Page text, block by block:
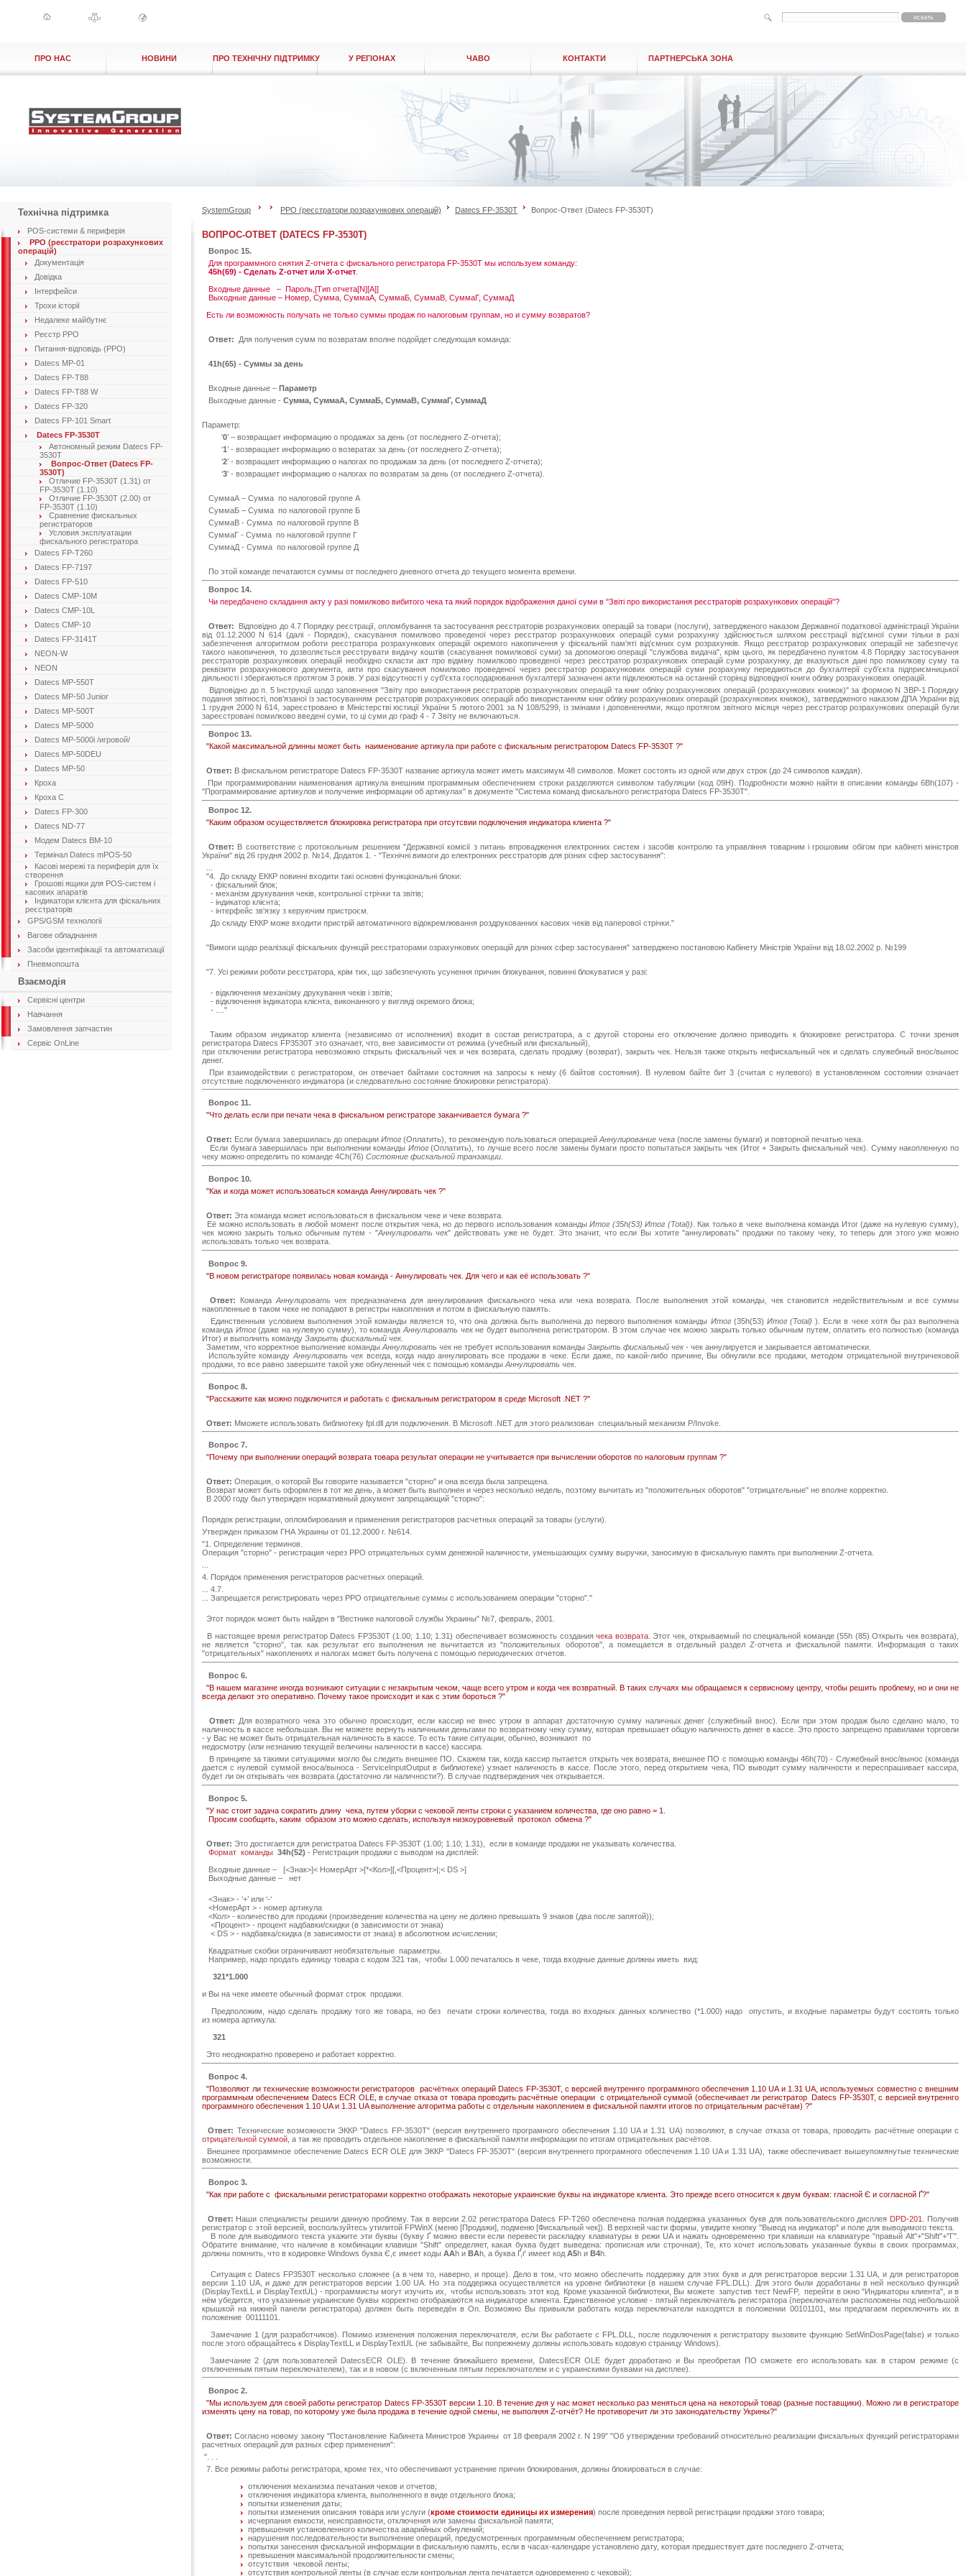
ПРО НАС НОВИНИ ПРО ТЕХНІЧНУ ПІДТРИМКУ У РЕГІОНАХ ЧАВО КОНТАКТИ ПАРТНЕРСЬКА ЗОНА
Технічна підтримка
POS-системи & периферія
РРО (реєстратори розрахункових
операцій)
Документація
Довідка
Інтерфейси
Трохи історії
Недалеке майбутнє
Реєстр РРО
Питання-відповідь (РРО)
Datecs MP-01
Datecs FP-T88
Datecs FP-T88 W
Datecs FP-320
Datecs FP-101 Smart
Datecs FP-3530T
Автономный режим Datecs FP-
3530T
Вопрос-Ответ (Datecs FP-
3530T)
Отличие FP-3530T (1.31) от
FP-3530T (1.10)
Отличие FP-3530T (2.00) от
FP-3530T (1.10)
Сравнение фискальных
регистраторов
Условия эксплуатации
фискального регистратора
Datecs FP-T260
Datecs FP-7197
Datecs FP-510
Datecs CMP-10M
Datecs CMP-10L
Datecs CMP-10
Datecs FP-3141T
NEON-W
NEON
Datecs MP-550T
Datecs MP-50 Junior
Datecs MP-500T
Datecs MP-5000
Datecs MP-5000i /игровой/
Datecs MP-50DEU
Datecs MP-50
Кроха
Кроха C
Datecs FP-300
Datecs ND-77
Модем Datecs ВМ-10
Термінал Datecs mPOS-50
Касові мережі та периферія для їх
створення
Грошові ящики для POS-систем і
касових апаратів
Індикатори клієнта для фіскальних
реєстраторів
GPS/GSM технології
Вагове обладнання
Засоби ідентифікації та автоматизації
Пневмопошта
Взаємодія
Сервісні центри
Навчання
Замовлення запчастин
Сервіс OnLine
SystemGroup РРО (реєстратори розрахункових операцій) Datecs FP-3530T Вопрос-Ответ (Datecs FP-3530T)
ВОПРОС-ОТВЕТ (DATECS FP-3530T)
Вопрос 15.
Для программного снятия Z-отчета с фискального регистратора FP-3530T мы используем команду:
45h(69) - Сделать Z-отчет или X-отчет
Входные данные – Пароль,[Тип отчета[N][A]]
Выходные данные – Номер, Сумма, СуммаА, СуммаБ, СуммаВ, СуммаГ, СуммаД
Есть ли возможность получать не только суммы продаж по налоговым группам, но и сумму возвратов?
Ответ: Для получения сумм по возвратам вполне подойдет следующая команда:
41h(65) - Суммы за день
Входные данные – Параметр
Выходные данные - Сумма, СуммаА, СуммаБ, СуммаВ, СуммаГ, СуммаД
Параметр:
'0’ – возвращает информацию о продажах за день (от последнего Z-отчета);
‘1’ - возвращает информацию о возвратах за день (от последнего Z-отчета);
‘2’ - возвращает информацию о налогах по продажам за день (от последнего Z-отчета);
‘3’ - возвращает информацию о налогах по возвратам за день (от последнего Z-отчета).
СуммаА – Сумма по налоговой группе А
СуммаБ – Сумма по налоговой группе Б
СуммаВ - Сумма по налоговой группе В
СуммаГ - Сумма по налоговой группе Г
СуммаД - Сумма по налоговой группе Д
По этой команде печатаются суммы от последнего дневного отчета до текущего момента времени.
Вопрос 14.
Чи передбачено складання акту у разі помилково вибитого чека та який порядок відображення даної суми в "Звіті про використання реєстраторів розрахункових операцій"?
Ответ:
Відповідно до 4.7 Порядку реєстрації, опломбування та застосування реєстраторів розрахункових операцій за товари (послуги), затвердженого наказом Державної податкової адміністрації України
від 01.12.2000 N 614 (далі - Порядок), скасування помилково проведеної через реєстратор розрахункових операцій суми розрахунку здійснюється шляхом реєстрації від'ємної суми тільки в разі
забезпечення алгоритмом роботи реєстратора розрахункових операцій окремого накопичення у фіскальній пам'яті від'ємних сум розрахунків. Якщо реєстратор розрахункових операцій не забезпечує
такого накопичення, то дозволяється реєструвати видачу коштів (скасування помилкової суми) за допомогою операції "службова видача", крім цього, як передбачено пунктом 4.8 Порядку застосування
реєстраторів розрахункових операцій необхідно скласти акт про відміну помилково проведеної через реєстратор розрахункових операцій суми розрахунку, де вказуються дані про помилкову суму та
реквізити розрахункового документа, акти про скасування помилково проведеної через реєстратор розрахункових операцій суми розрахунку передаються до бухгалтерії суб'єкта підприємницької
діяльності і зберігаються протягом 3 років. У разі відсутності у суб'єкта господарювання бухгалтерії зазначені акти підклеюються на останній сторінці відповідної книги обліку розрахункових операцій.
Відповідно до п. 5 Інструкції щодо заповнення "Звіту про використання реєстраторів розрахункових операцій та книг обліку розрахункових операцій (розрахункових книжок)" за формою N ЗВР-1 Порядку
подання звітності, пов'язаної із застосуванням реєстраторів розрахункових операцій або використанням книг обліку розрахункових операцій (розрахункових книжок), затвердженого наказом ДПА України від
1 грудня 2000 N 614, зареєстровано в Міністерстві юстиції України 5 лютого 2001 за N 108/5299, із змінами і доповненнями, якщо протягом звітного місяця через реєстратор розрахункових операцій були
зареєстровані помилково введені суми, то ці суми до граф 4 - 7 Звіту не включаються.
Вопрос 13.
"Какой максимальной длинны может быть наименование артикула при работе с фискальным регистратором Datecs FP-3530T ?"
Ответ: В фискальном регистраторе Datecs FP-3530T название артикула может иметь максимум 48 символов. Может состоять из одной или двух строк (до 24 символов каждая).
При программировании наименования артикула внешним программным обеспечением строки разделяются символом табуляции (код 09H). Подробности можно найти в описании команды 6Bh(107) -
"Программирование артикулов и получение информации об артикулах" в документе "Система команд фискального регистратора Datecs FP-3530T".
Вопрос 12.
"Каким образом осуществляется блокировка регистратора при отсутсвии подключения индикатора клиента ?"
Ответ: В соответствие с протокольным решением "Державної комісії з питань впровадження електронних систем і засобів контролю та управління товарним і грошовим обігом при кабінеті міністров
України" від 26 грудня 2002 р. №14, Додаток 1. - "Технічні вимоги до електронних реєстраторів для різних сфер застосування":
"4. До складу ЕККР повинні входити такі основні функціональні блоки:
- фіскальний блок;
- механізм друкування чеків, контрольної стрічки та звітів;
- індикатор клієнта;
- інтерфейс зв'язку з керуючим пристроєм.
До складу ЕККР може входити пристрій автоматичного відокремлювання роздрукованних касових чеків від паперової стрічки."
"Вимоги щодо реалізації фіскальних функцій реєстраторами озрахункових операцій для різних сфер застосування" затверджено постановою Кабінету Міністрів України від 18.02.2002 р. №199
"7. Усі режими роботи реєстратора, крім тих, що забезпечують усунення причин блокування, повинні блокуватися у разі:
- відключення механізму друкування чеків і звітів;
- відключення індикатора клієнта, виконанного у вигляді окремого блока;
- ...."
Таким образом индикатор клиента (независимо от исполнения) входит в состав регистратора, а с другой стороны его отключение должно приводить к блокировке регистратора. С точки зрения
регистратора Datecs FP3530T это означает, что, вне зависимости от режима (учебный или фискальный),
при отключении регистратора невозможно открыть фискальный чек и чек возврата, сделать продажу (возврат), закрыть чек. Нельзя также открыть нефискальный чек и сделать служебный внос/вынос
денег.
При взаимодействии с регистратором, он отвечает байтами состояния на запросы к нему (6 байтов состояния). В нулевом байте бит 3 (считая с нулевого) в установленном состоянии означает
отсутствие подключенного индикатора (и следовательно состояние блокировки регистратора).
Вопрос 11.
"Что делать если при печати чека в фискальном регистраторе заканчивается бумага ?"
Ответ: Если бумага завершилась до операции Итог (Оплатить), то рекомендую пользоваться операцией Аннулирование чека (после замены бумаги) и повторной печатью чека.
Если бумага завершилась при выполнении команды Итог(Оплатить), то лучше всего после замены бумаги просто попытаться закрыть чек (Итог + Закрыть фискальный чек). Сумму накопленную по
чеку можно определить по команде 4Ch(76) Состояние фискальной транзакции
Вопрос 10.
"Как и когда может использоваться команда Аннулировать чек ?"
Ответ: Эта команда может использоваться в фискальном чеке и чеке возврата.
Её можно использовать в любой момент после открытия чека, но до первого использования командыИтог (35h(53) Итог (Total)) . Как только в чеке выполнена команда Итог (даже на нулевую сумму),
чек можно закрыть только обычным путем - "Аннулировать чек" действовать уже не будет. Это значит, что если Вы хотите "аннулировать" продажи по такому чеку, то теперь для этого уже можно
использовать только чек возврата.
Вопрос 9.
"В новом регистраторе появилась новая команда - Аннулировать чек. Для чего и как её использовать ?"
Ответ: Команда Аннулировать чек предназначена для аннулирования фискального чека или чека возврата. После выполнения этой команды, чек становится недействительным и все суммы
накопленные в таком чеке не попадают в регистры накопления и потом в фискальную память.
Единственным условием выполнения этой команды является то, что она должна быть выполнена до первого выполнения команды Итог(35h(53) Итог (Total) ). Если в чеке хотя бы раз выполнена
команда Итог(даже на нулевую сумму), то команда Аннулировать чекне будет выполнена регистратором. В этом случае чек можно закрыть только обычным путем, оплатить его полностью (команда
Итог) и выполнить команду Закрыть фискальный чек
Заметим, что корректное выполнение команды Аннулировать чек не требует использования команды Закрыть фискальный чек - чек аннулируется и закрывается автоматически.
Используйте команду Аннулировать чек всегда, когда надо аннулировать все продажи в чеке. Если даже, по какой-либо причине, Вы обнулили все продажи, методом отрицательной внутричековой
продажи, то все равно завершите такой уже обнуленный чек с помощью команды Аннулировать чек
Вопрос 8.
"Расскажите как можно подключится и работать с фискальным регистратором в среде Microsoft .NET ?"
Ответ: Мможете использовать библиотеку fpl.dll для подключения. В Microsoft .NET для этого реализован специальный механизм P/Invoke.
Вопрос 7.
"Почему при выполнении операций возврата товара результат операции не учитывается при вычислении оборотов по налоговым группам ?"
Ответ: Операция, о которой Вы говорите называется "сторно" и она всегда была запрещена.
Возврат может быть оформлен в тот же день, а может быть выполнен и через несколько недель, поэтому вычитать из "положительных оборотов" "отрицательные" не вполне корректно.
В 2000 году был утвержден нормативный документ запрещающий "сторно":
Порядок регистрации, опломбирования и применения регистраторов расчетных операций за товары (услуги).
Утвержден приказом ГНА Украины от 01.12.2000 г. №614.
"1. Определение терминов.
Операция "сторно" - регистрация через РРО отрицательных сумм денежной наличности, уменьшающих сумму выручки, заносимую в фискальную память при выполнении Z-отчета.
...
4. Порядок применения регистраторов расчетных операций.
... 4.7.
... Запрещается регистрировать через РРО отрицательные суммы с использованием операции "сторно"."
Этот порядок может быть найден в "Вестнике налоговой службы Украины" №7, февраль, 2001.
В настоящее время регистратор Datecs FP3530T (1.00; 1.10; 1.31) обеспечивает возможность создания чека возврата. Этот чек, открываемый по специальной команде (55h (85) Открыть чек возврата),
не является "сторно", так как результат его выполнения не вычитается из "положительных оборотов", а помещается в отдельный раздел Z-отчета и фискальной памяти. Информация о таких
"отрицательных" накоплениях и налогах может быть получена с помощью периодических отчетов.
Вопрос 6.
"В нашем магазине иногда возникают ситуации с незакрытым чеком, чаще всего утром и когда чек возвратный. В таких случаях мы обращаемся к сервисному центру, чтобы решить проблему, но и они не
всегда делают это оперативно. Почему такое происходит и как с этим бороться ?"
Ответ: Для возвратного чека это обычно происходит, если кассир не внес утром в аппарат достаточную сумму наличных денег (служебный внос). Если при этом продаж было сделано мало, то
наличность в кассе небольшая. Вы не можете вернуть наличными деньгами по возвратному чеку сумму, которая превышает общую наличность денег в кассе. Это просто запрещено правилами торговли
- у Вас не может быть отрицательная наличность в кассе. То есть такие ситуации, обычно, возникают по
недосмотру (или незнанию текущей величины наличности в кассе) кассира.
В принципе за такими ситуациями могло бы следить внешнее ПО. Скажем так, когда кассир пытается открыть чек возврата, внешнее ПО с помощью команды 46h(70) - Служебный внос/вынос (команда
дается с нулевой суммой вноса/выноса - ServiceInputOutput в библиотеке) узнает наличность в кассе. После этого, перед открытием чека, ПО выводит сумму наличности и переспрашивает кассира,
будет ли он открывать чек возврата (достаточно ли наличности?). В случае подтверждения чек открывается.
Вопрос 5.
"У нас стоит задача сократить длину чека, путем уборки с чековой ленты строки с указанием количества, где оно равно = 1.
Просим сообщить, каким образом это можно сделать, используя низкоуровневый протокол обмена ?"
Ответ: Это достигается для регистратоа Datecs FP-3530T (1.00; 1.10; 1.31), если в команде продажи не указывать количества.
Формат команды 34h(52) - Регистрация продажи с выводом на дисплей:
Входные данные – [<Знак>]< НомерАрт >[*<Кол>][,<Процент>|;< DS >]
Выходные данные – нет
<Знак> - ‘+’ или ‘-‘
<НомерАрт > - номер артикула
<Кол> - количество для продажи (произведение количества на цену не должно превышать 9 знаков (два после запятой));
<Процент> - процент надбавки/скидки (в зависимости от знака)
< DS > - надбавка/скидка (в зависимости от знака) в абсолютном исчислении;
Квадратные скобки ограничивают необязательные параметры.
Например, надо продать единицу товара с кодом 321 так, чтобы 1.000 печаталось в чеке, тогда входные данные должны иметь вид:
321*1.000
и Вы на чеке имеете обычный формат строк продажи.
Предположим, надо сделать продажу того же товара, но без печати строки количества, тогда во входных данных количество (*1.000) надо опустить, и входные параметры будут состоять только
из номера артикула:
321
Это неоднократно проверено и работает корректно.
Вопрос 4.
"Позволяют ли технические возможности регистраторов расчётных операций Datecs FP-3530T, с версией внутреннго программного обеспечения 1.10 UA и 1.31 UA, используемых совместно с внешним
программным обеспечением Datecs ECR OLE, в случае отказа от товара проводить расчётные операции с отрицательной суммой (обеспечивает ли регистратор Datecs FP-3530T, с версией внутреннго
программного обеспечения 1.10 UA и 1.31 UA выполнение алгоритма работы с отдельным накоплением в фискальной памяти итогов по отрицательным расчётам) ?"
Ответ: Технические возможности ЭККР "Datecs FP-3530T" (версия внутреннего програмного обеспечения 1.10 UA и 1.31 UA) позволяют, в случае отказа от товара, проводить расчётные операции с
отрицательной суммой , а так же проводить отдельное накопление в фискальной памяти информации по итогам отрицательных расчётов.
Внешнее программное обеспечение Datecs ECR OLE для ЭККР "Datecs FP-3530T" (версия внутреннего програмного обеспечения 1.10 UA и 1.31 UA), также обеспечивает вышеупомянутые технические
возможности.
Вопрос 3.
"Как при работе с фискальными регистраторами корректно отображать некоторые украинские буквы на индикаторе клиента. Это прежде всего относится к двум буквам: гласной Є и согласной Ґ?"
Ответ: Наши специалисты решили данную проблему. Так в версии 2.02 регистратора Datecs FP-T260 обеспечена полная поддержка указанных букв для пользовательского дисплея DPD-201
. Получив
регистратор с этой версией, воспользуйтесь утилитой FPWinX (меню [Продажи], подменю [Фискальный чек]). В верхней части формы, увидите кнопку "Вывод на индикатор" и поле для выводимого текста.
В поле для выводимого текста укажите эти буквы (букву Ґ можно ввести если перевести раскладку клавиатуры в режи UA и нажать одновременно три клавиши на клавиатуре "правый Alt"+"Shift"+"Г".
Обратите внимание, что наличие в комбинации клавиши "Shift" определяет, какая буква будет выведена: прописная или строчная), Те, кто хочет использовать указанные буквы в своих программах,
должны помнить, что в кодировке Windows буква Є,є имеет коды AAh и BAh, а буква Ґ,ґ имеет код A5h и B4h.
Ситуация с Datecs FP3530T несколько сложнее (а в чем то, наверно, и проще). Дело в том, что можно обеспечить поддержку для этих букв и для регистраторов версии 1.31 UA, и для регистраторов
версии 1.10 UA, и даже для регистраторов версии 1.00 UA. Но эта поддержка осуществляется на уровне библиотеки (в нашем случае FPL.DLL). Для этого были доработаны в ней несколько функций
(DisplayTextLL и DisplayTextUL) - программисты могут изучить их, чтобы использовать этот код. Кроме указанной библиотеки, Вы можете запустив тест NewFP, перейти в окно "Индикаторы клиента", и в
нём убедится, что указанные украинские буквы корректно отображаются на индикаторе клиента. Единственное условие - пятый переключатель регистратора (переключатели расположены под небольшой
крышкой на нижней панели регистратора) должен быть переведён в On. Возможно Вы привыкли работать когда переключатели находятся в положении 00101101, мы предлагаем переключить их в
положение 00111101.
Замечание 1 (для разработчиков). Помимо изменения положения переключателя, если Вы работаете с FPL.DLL, после подключения к регистратору вызовите функцию SetWinDosPage(false) и только
после этого обращайтесь к DisplayTextLL и DisplayTextUL (не забывайте, Вы попрежнему должны использовать кодовую страницу Windows).
Замечание 2 (для пользователей DatecsECR OLE). В течение ближайшего времени, DatecsECR OLE будет доработано и Вы преобретая ПО сможете его использовать как в старом режиме (с
отключенным пятым переключателем), так и в новом (с включенным пятым переключателем и с украинскими буквами на дисплее).
Вопрос 2.
"Мы используем для своей работы регистратор Datecs FP-3530T версии 1.10. В течение дня у нас может несколько раз меняться цена на некоторый товар (разные поставщики). Можно ли в регистраторе
изменять цену на товар, по которому уже была продажа в течение одной смены, не выполняя Z-отчёт? Не противоречит ли это законодательству Укрины?"
Ответ: Согласно новому закону "Постановление Кабинета Министров Украины от 18 февраля 2002 г. N 199" "Об утверждении требований относительно реализации фискальных функций регистраторами
расчетных операций для разных сфер применения":
". . .
7. Все режимы работы регистратора, кроме тех, что обеспечивают устранение причин блокирования, должны блокироваться в случае:
отключения механизма печатания чеков и отчетов;
отключения индикатора клиента, выполненного в виде отдельного блока;
попытки изменения даты;
попытки изменения описания товара или услуги (кроме стоимости единицы их измерения) после проведения первой регистрации продажи этого товара;
исчерпания емкости, неисправности, отключения или замены фискальной памяти;
превышения установленного количества аварийных обнулений;
нарушения последовательности выполнение операций, предусмотренных программным обеспечением регистратора;
попытки занесения фискальной информации в фискальную память, если в часах-календаре установлено дату, которая предшествует дате последнего Z-отчета;
превышения максимальной продолжительности смены;
отсутствия чековой ленты;
отсутствия контрольной ленты (в случае если контрольная лента печатается одновременно с чековой);